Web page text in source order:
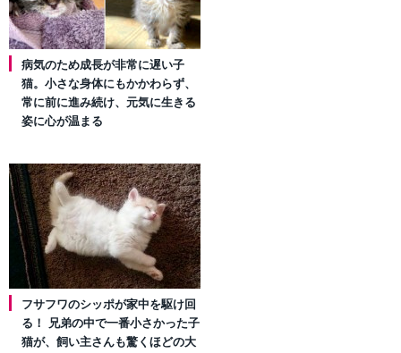
病気のため成長が非常に遅い子
猫。小さな身体にもかかわらず、
常に前に進み続け、元気に生きる
姿に心が温まる
フサフワのシッポが家中を駆け回
る！ 兄弟の中で一番小さかった子
猫が、飼い主さんも驚くほどの大